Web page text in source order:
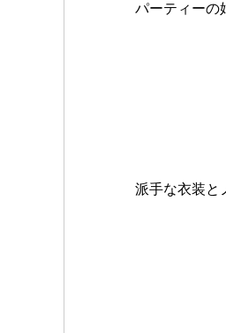
パーティーの
派手な衣装と